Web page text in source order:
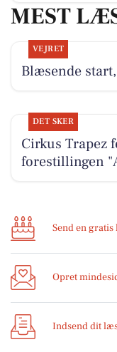
MEST
VEJRET
Blæsende
DET SKER
Cirkus Trapez
forestillingen
Send en
Opret
Indsend dit